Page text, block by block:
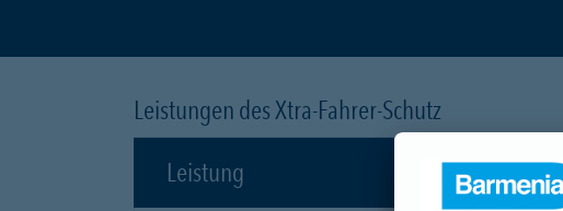
Leistungen des Xtra-Fahrer-Schutz
Leistung